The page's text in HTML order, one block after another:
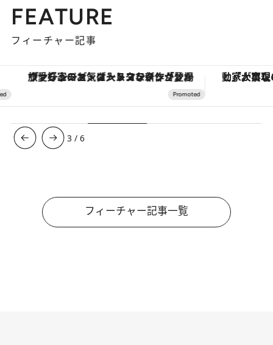
FEATURE
フィーチャー記事
ヴァシュロン・コンスタンタン「オーヴァーシーズ・オートマティック」。旅愛好家のお気に入りコレクションから、ジェンダーレスな新作が登場
3 /6
フィーチャー記事一覧